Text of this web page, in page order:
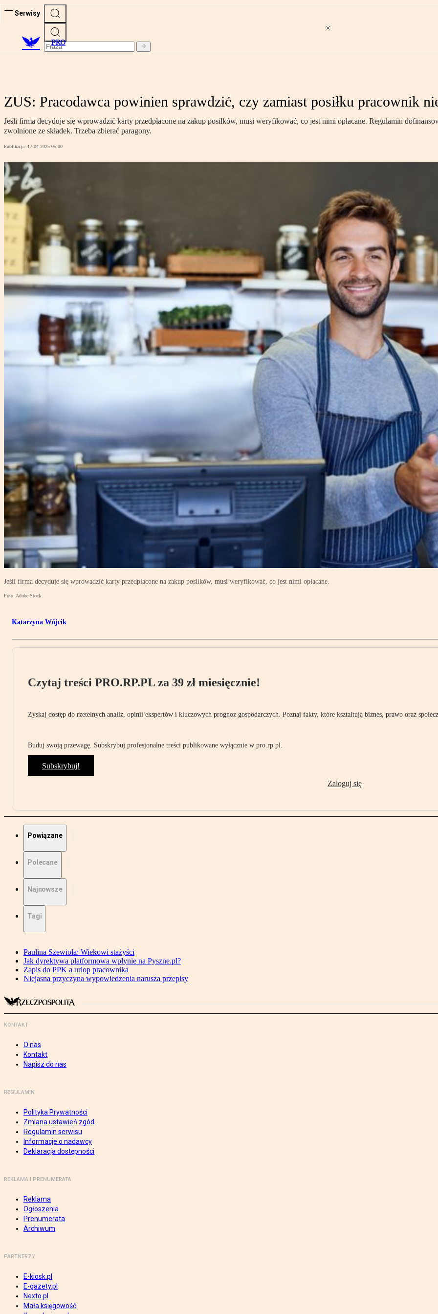
Serwisy
PRO
ZUS: Pracodawca powinien sprawdzić, czy zamiast posiłku pracownik
Jeśli firma decyduje się wprowadzić karty przedpłacone na zakup posiłków, musi weryfikować, co jest nimi opłacane. Regulamin
zwolnione ze składek. Trzeba zbierać paragony.
Publikacja: 17.04.2025 05:00
Jeśli firma decyduje się wprowadzić karty przedpłacone na zakup posiłków, musi weryfikować, co jest nimi opłacane.
Foto: Adobe Stock
Katarzyna Wójcik
Czytaj treści PRO.RP.PL za 39 zł miesięcznie!
Zyskaj dostęp do rzetelnych analiz, opinii ekspertów i kluczowych prognoz gospodarczych. Poznaj fakty, które kształtują biznes, prawo oraz
Buduj swoją przewagę. Subskrybuj profesjonalne treści publikowane wyłącznie w pro.rp.pl.
Subskrybuj!
Zaloguj się
Powiązane
Polecane
Najnowsze
Tagi
Paulina Szewioła: Wiekowi stażyści
Jak dyrektywa platformowa wpłynie na Pyszne.pl?
Zapis do PPK a urlop pracownika
Niejasna przyczyna wypowiedzenia narusza przepisy
KONTAKT
O nas
Kontakt
Napisz do nas
REGULAMIN
Polityka Prywatności
Zmiana ustawień zgód
Regulamin serwisu
Informacje o nadawcy
Deklaracja dostępności
REKLAMA I PRENUMERATA
Reklama
Ogłoszenia
Prenumerata
Archiwum
PARTNERZY
E-kiosk.pl
E-gazety.pl
Nexto.pl
Mała księgowość